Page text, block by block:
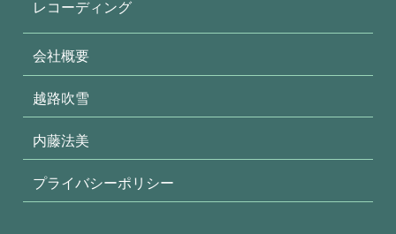
レコーディング
会社概要
越路吹雪
内藤法美
プライバシーポリシー